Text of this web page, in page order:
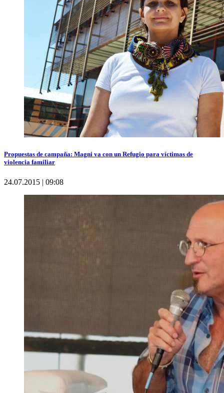
Propuestas de campaña: Magni va con un Refugio para víctimas de
violencia familiar
24.07.2015 | 09:08